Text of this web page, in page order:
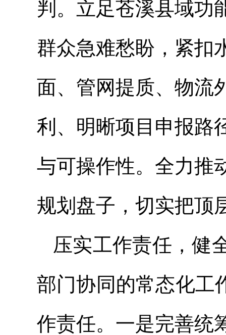
判。立足苍溪县域功
群众急难愁盼，紧扣
面、管网提质、物流
利、明晰项目申报路
与可操作性。全力推
规划盘子，切实把顶
压实工作责任，健
部门协同的常态化工
作责任。一是完善统